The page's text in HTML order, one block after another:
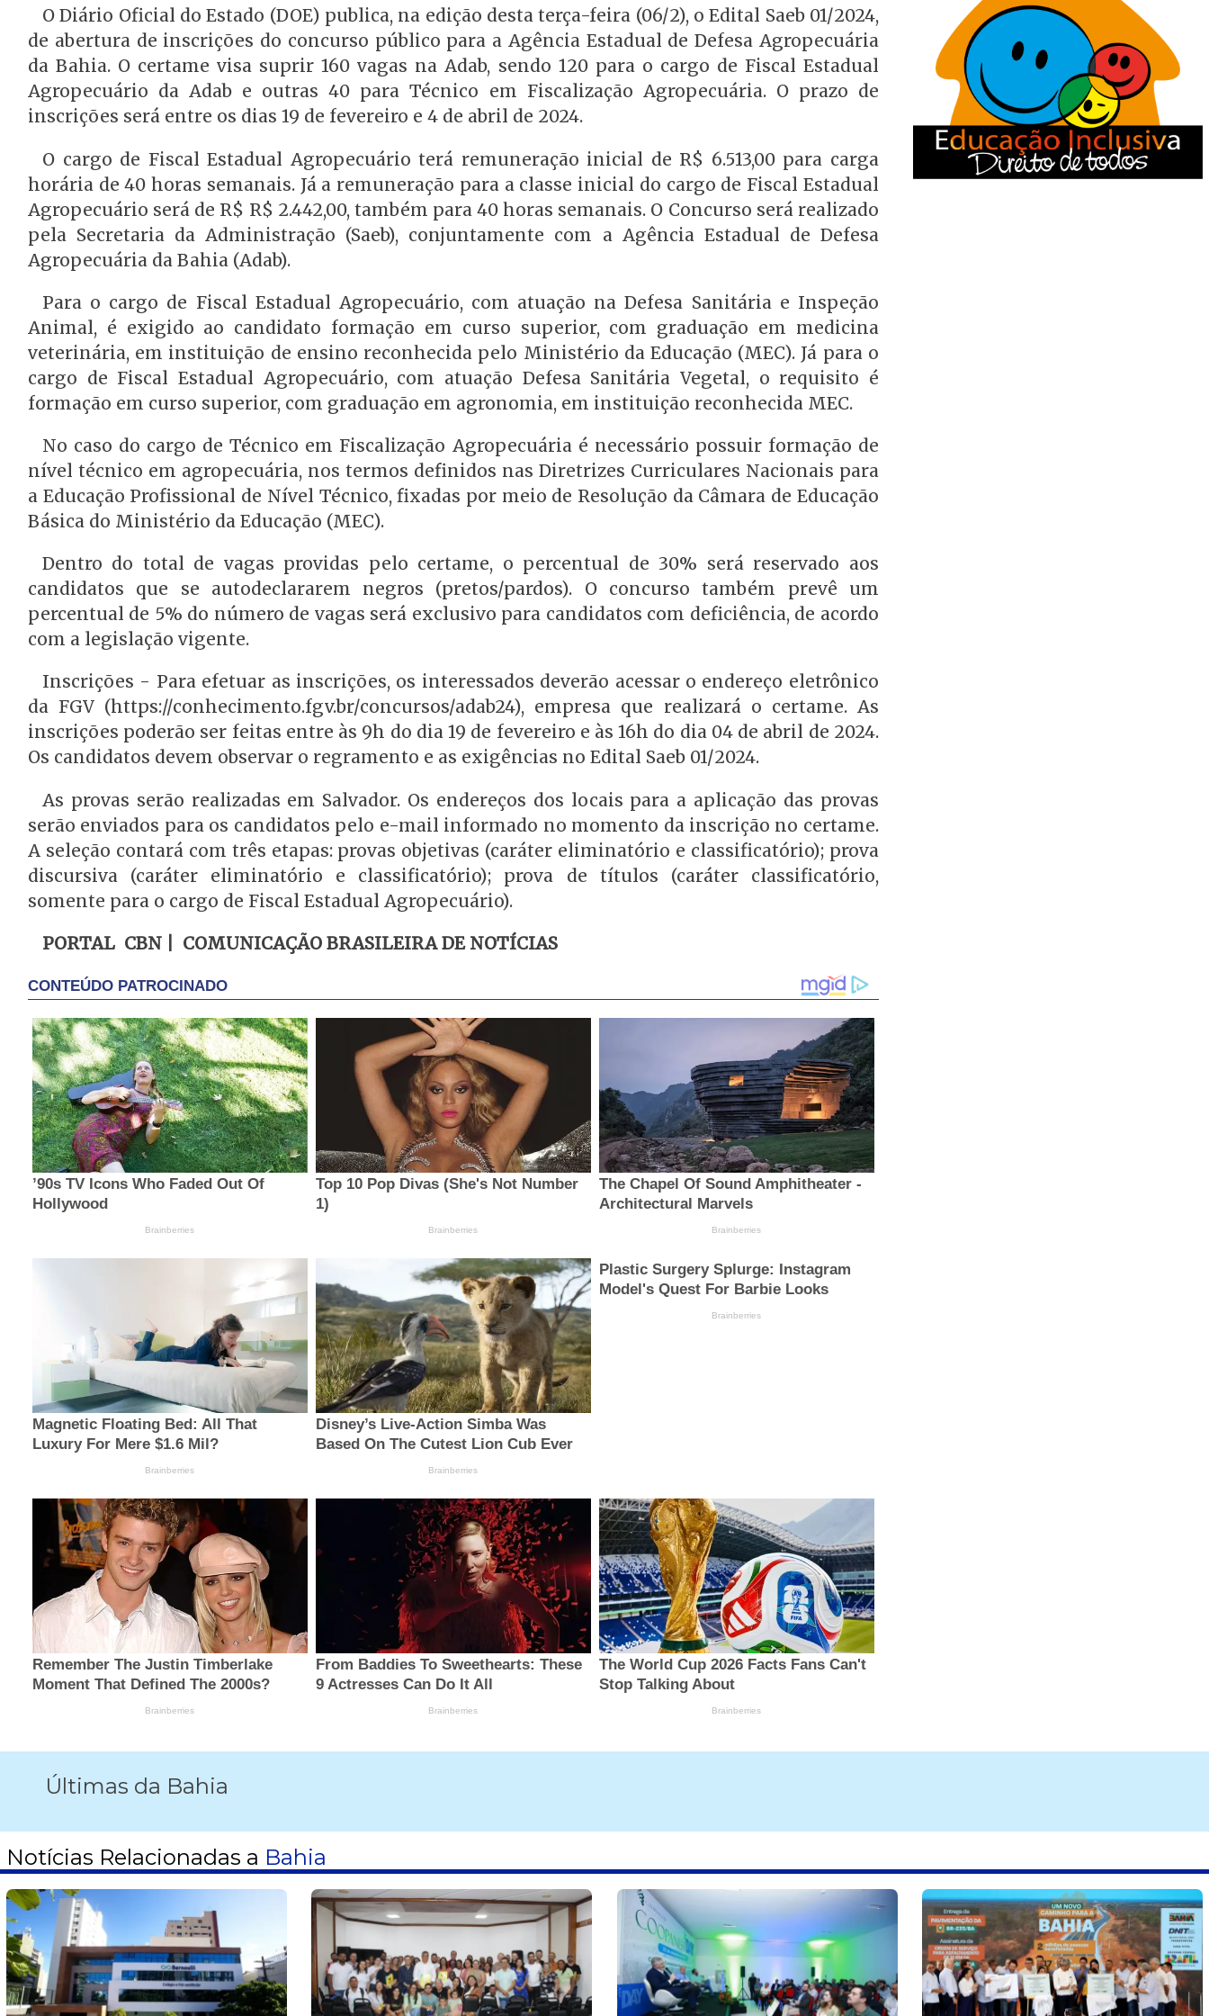
O Diário Oficial do Estado (DOE) publica, na edição desta terça-feira (06/2), o Edital Saeb 01/2024,
de abertura de inscrições do concurso público para a Agência Estadual de Defesa Agropecuária
da Bahia. O certame visa suprir 160 vagas na Adab, sendo 120 para o cargo de Fiscal Estadual
Agropecuário da Adab e outras 40 para Técnico em Fiscalização Agropecuária. O prazo de
inscrições será entre os dias 19 de fevereiro e 4 de abril de 2024.
O cargo de Fiscal Estadual Agropecuário terá remuneração inicial de R$ 6.513,00 para carga
horária de 40 horas semanais. Já a remuneração para a classe inicial do cargo de Fiscal Estadual
Agropecuário será de R$ R$ 2.442,00, também para 40 horas semanais. O Concurso será realizado
pela Secretaria da Administração (Saeb), conjuntamente com a Agência Estadual de Defesa
Agropecuária da Bahia (Adab).
Para o cargo de Fiscal Estadual Agropecuário, com atuação na Defesa Sanitária e Inspeção
Animal, é exigido ao candidato formação em curso superior, com graduação em medicina
veterinária, em instituição de ensino reconhecida pelo Ministério da Educação (MEC). Já para o
cargo de Fiscal Estadual Agropecuário, com atuação Defesa Sanitária Vegetal, o requisito é
formação em curso superior, com graduação em agronomia, em instituição reconhecida MEC.
No caso do cargo de Técnico em Fiscalização Agropecuária é necessário possuir formação de
nível técnico em agropecuária, nos termos definidos nas Diretrizes Curriculares Nacionais para
a Educação Profissional de Nível Técnico, fixadas por meio de Resolução da Câmara de Educação
Básica do Ministério da Educação (MEC).
Dentro do total de vagas providas pelo certame, o percentual de 30% será reservado aos
candidatos que se autodeclararem negros (pretos/pardos). O concurso também prevê um
percentual de 5% do número de vagas será exclusivo para candidatos com deficiência, de acordo
com a legislação vigente.
Inscrições - Para efetuar as inscrições, os interessados deverão acessar o endereço eletrônico
da FGV (https://conhecimento.fgv.br/concursos/adab24), empresa que realizará o certame. As
inscrições poderão ser feitas entre às 9h do dia 19 de fevereiro e às 16h do dia 04 de abril de 2024.
Os candidatos devem observar o regramento e as exigências no Edital Saeb 01/2024.
As provas serão realizadas em Salvador. Os endereços dos locais para a aplicação das provas
serão enviados para os candidatos pelo e-mail informado no momento da inscrição no certame.
A seleção contará com três etapas: provas objetivas (caráter eliminatório e classificatório); prova
discursiva (caráter eliminatório e classificatório); prova de títulos (caráter classificatório,
somente para o cargo de Fiscal Estadual Agropecuário).
PORTAL CBN | COMUNICAÇÃO BRASILEIRA DE NOTÍCIAS
Últimas da Bahia
Notícias Relacionadas a Bahia